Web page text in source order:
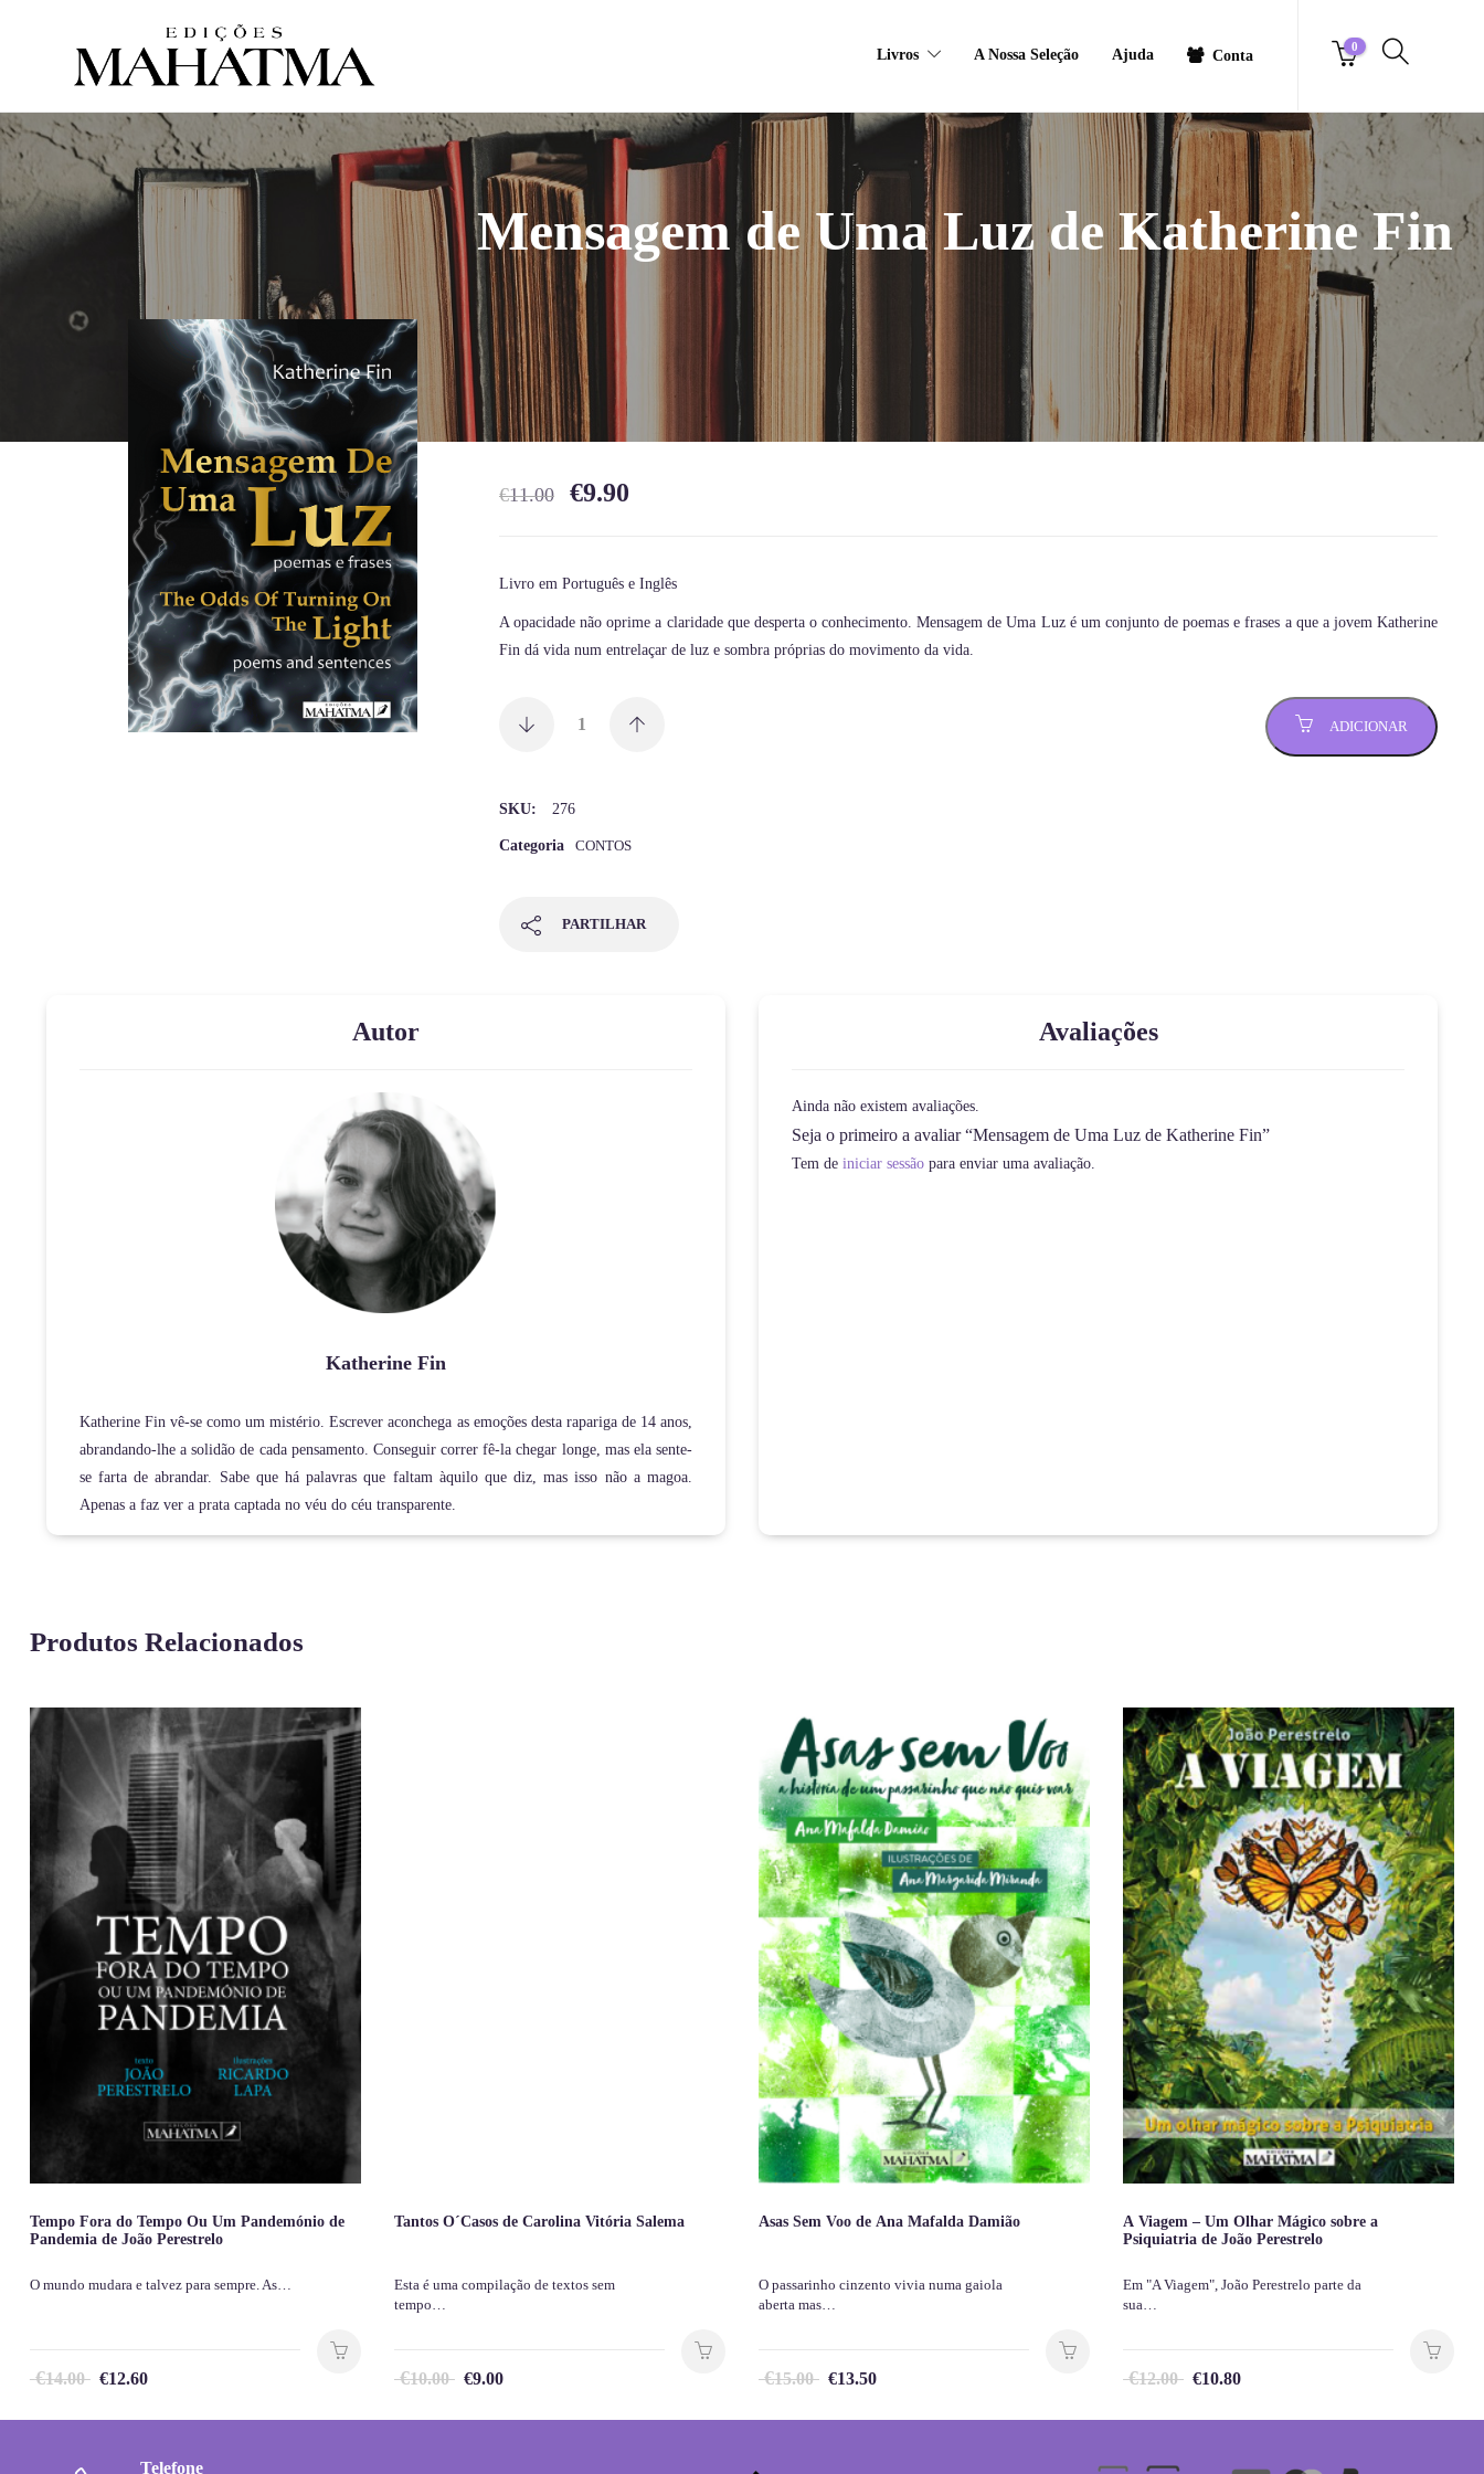
Livros A Nossa Seleção Ajuda Conta
0
Mensagem de Uma Luz de Katherine Fin
€11.00 €9.90
Livro em Português e Inglês
A opacidade não oprime a claridade que desperta o conhecimento. Mensagem de Uma Luz é um conjunto de poemas e frases a que a jovem Katherine
Fin dá vida num entrelaçar de luz e sombra próprias do movimento da vida.
ADICIONAR
SKU: 276
Categoria CONTOS
PARTILHAR
Autor
Katherine Fin
Katherine Fin vê-se como um mistério. Escrever aconchega as emoções desta rapariga de 14 anos,
abrandando-lhe a solidão de cada pensamento. Conseguir correr fê-la chegar longe, mas ela sente-
se farta de abrandar. Sabe que há palavras que faltam àquilo que diz, mas isso não a magoa.
Apenas a faz ver a prata captada no véu do céu transparente.
Avaliações
Ainda não existem avaliações.
Seja o primeiro a avaliar “Mensagem de Uma Luz de Katherine Fin”
Tem de iniciar sessão para enviar uma avaliação.
Produtos Relacionados
Tempo Fora do Tempo Ou Um Pandemónio de
Pandemia de João Perestrelo
O mundo mudara e talvez para sempre. As…
€14.00 €12.60
Tantos O´Casos de Carolina Vitória Salema
Esta é uma compilação de textos sem
tempo…
€10.00 €9.00
Asas Sem Voo de Ana Mafalda Damião
O passarinho cinzento vivia numa gaiola
aberta mas…
€15.00 €13.50
A Viagem – Um Olhar Mágico sobre a
Psiquiatria de João Perestrelo
Em "A Viagem", João Perestrelo parte da
sua…
€12.00 €10.80
Telefone